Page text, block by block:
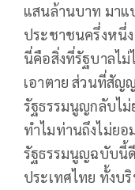
แสนล้านบาท มาแ
ประชาชนครึ่งหนึ่ง
นี่คือสิ่งที่รัฐบาลไ
เอาตาย ส่วนที่สัญ
รัฐธรรมนูญกลับไม่
ทำไมท่านถึงไม่ย
รัฐธรรมนูญฉบับนี้
ประเทศไทย ทั้งบ